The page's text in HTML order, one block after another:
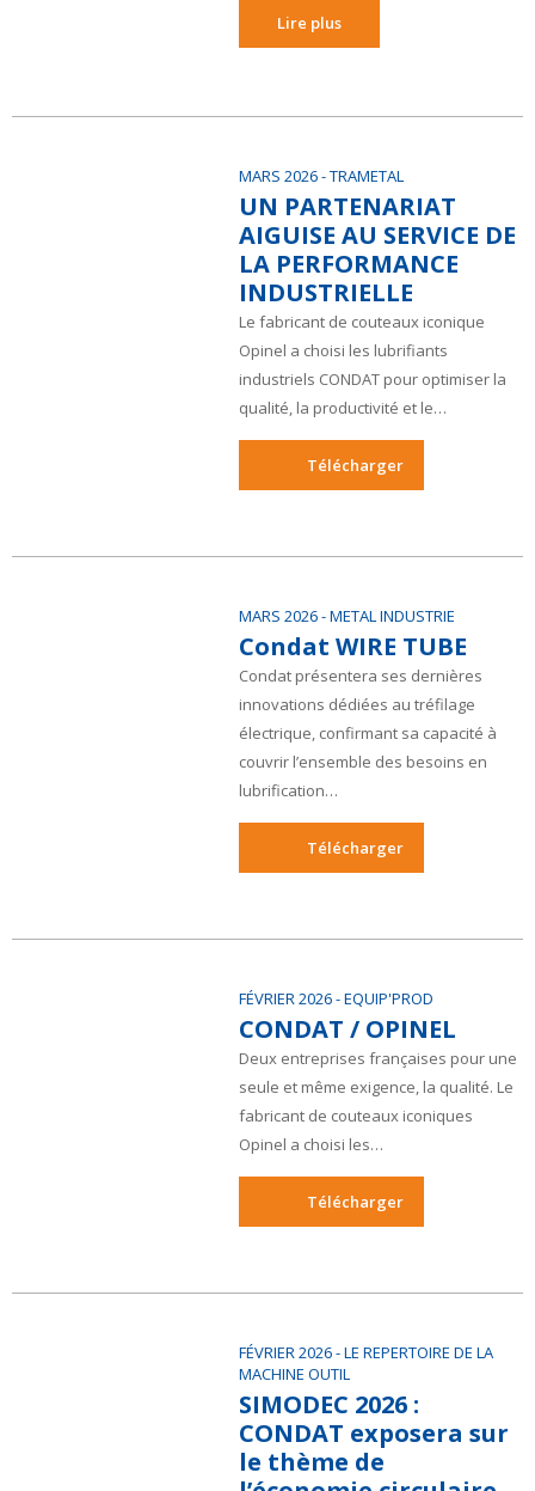
Lire plus
MARS 2026- TRAMETAL
UN PARTENARIAT
AIGUISE AU SERVICE DE
LA PERFORMANCE
INDUSTRIELLE
Le fabricant de couteaux iconique
Opinel a choisi les lubrifiants
industriels CONDAT pour optimiser la
qualité, la productivité et le…
Télécharger
MARS 2026- METAL INDUSTRIE
Condat WIRE TUBE
Condat présentera ses dernières
innovations dédiées au tréfilage
électrique, confirmant sa capacité à
couvrir l’ensemble des besoins en
lubrification…
Télécharger
FÉVRIER 2026- EQUIP'PROD
CONDAT / OPINEL
Deux entreprises françaises pour une
seule et même exigence, la qualité. Le
fabricant de couteaux iconiques
Opinel a choisi les…
Télécharger
FÉVRIER 2026- LE REPERTOIRE DE LA
MACHINE OUTIL
SIMODEC 2026 :
CONDAT exposera sur
le thème de